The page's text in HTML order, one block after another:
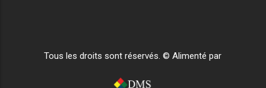
Tous les droits sont réservés. © Alimenté par